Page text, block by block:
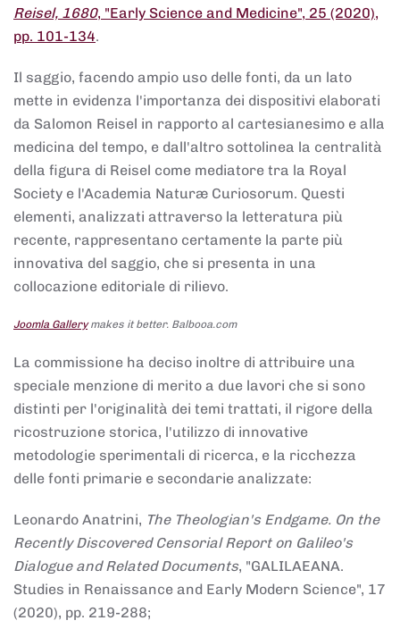
Reisel, 1680, "Early Science and Medicine", 25 (2020),
pp. 101-134.
Il saggio, facendo ampio uso delle fonti, da un lato
mette in evidenza l'importanza dei dispositivi elaborati
da Salomon Reisel in rapporto al cartesianesimo e alla
medicina del tempo, e dall'altro sottolinea la centralità
della figura di Reisel come mediatore tra la Royal
Society e l'Academia Naturæ Curiosorum. Questi
elementi, analizzati attraverso la letteratura più
recente, rappresentano certamente la parte più
innovativa del saggio, che si presenta in una
collocazione editoriale di rilievo.
Joomla Gallerymakes it better. Balbooa.com
La commissione ha deciso inoltre di attribuire una
speciale menzione di merito a due lavori che si sono
distinti per l'originalità dei temi trattati, il rigore della
ricostruzione storica, l'utilizzo di innovative
metodologie sperimentali di ricerca, e la ricchezza
delle fonti primarie e secondarie analizzate:
Leonardo Anatrini, The Theologian's Endgame. On the
Recently Discovered Censorial Report on Galileo's
Dialogue and Related Documents, "GALILAEANA.
Studies in Renaissance and Early Modern Science", 17
(2020), pp. 219-288;